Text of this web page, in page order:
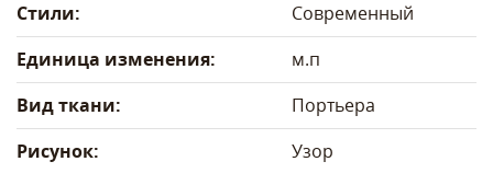
Стили:
Современный
Единица изменения:
м.п
Вид ткани:
Портьера
Рисунок:
Узор